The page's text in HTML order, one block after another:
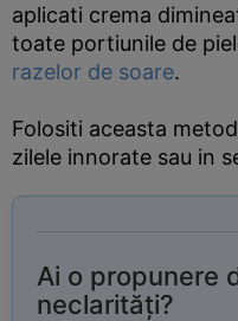
aplicati crema
toate portiunile de
razelor de soare.
Folositi aceasta
zilele innorate sau in
Ai o propunere
neclarități?